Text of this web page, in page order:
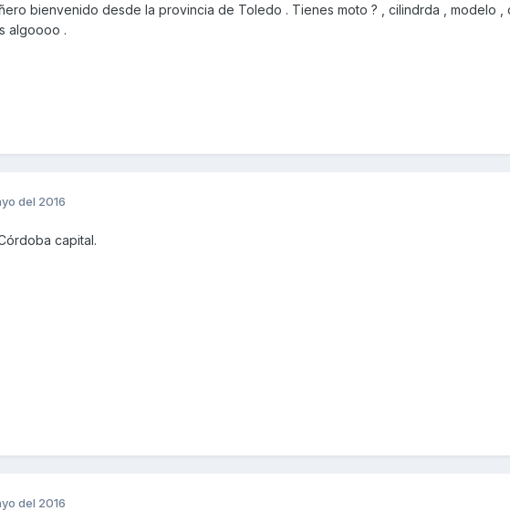
bienvenido desde la provincia de Toledo . Tienes moto ? , cilindrda , modelo ,
algoooo .
del 2016
capital.
del 2016